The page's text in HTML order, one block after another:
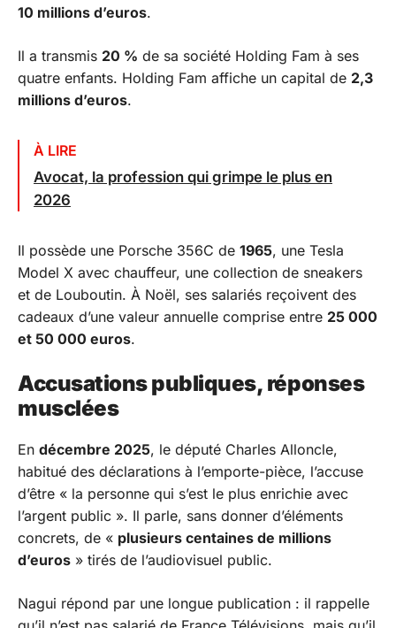
10 millions d’euros.
Il a transmis 20 % de sa société Holding Fam à ses
quatre enfants. Holding Fam affiche un capital de 2,3
millions d’euros.
À LIRE
Avocat, la profession qui grimpe le plus en
2026
Il possède une Porsche 356C de 1965, une Tesla
Model X avec chauffeur, une collection de sneakers
et de Louboutin. À Noël, ses salariés reçoivent des
cadeaux d’une valeur annuelle comprise entre 25 000
et 50 000 euros.
Accusations publiques, réponses
musclées
En décembre 2025, le député Charles Alloncle,
habitué des déclarations à l’emporte-pièce, l’accuse
d’être « la personne qui s’est le plus enrichie avec
l’argent public ». Il parle, sans donner d’éléments
concrets, de « plusieurs centaines de millions
d’euros » tirés de l’audiovisuel public.
Nagui répond par une longue publication : il rappelle